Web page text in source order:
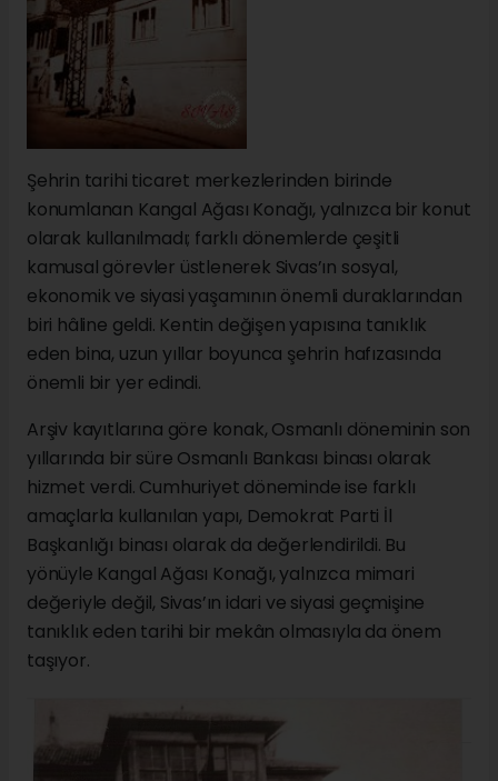
Şehrin tarihi ticaret merkezlerinden birinde
konumlanan Kangal Ağası Konağı, yalnızca bir konut
olarak kullanılmadı; farklı dönemlerde çeşitli
kamusal görevler üstlenerek Sivas’ın sosyal,
ekonomik ve siyasi yaşamının önemli duraklarından
biri hâline geldi. Kentin değişen yapısına tanıklık
eden bina, uzun yıllar boyunca şehrin hafızasında
önemli bir yer edindi.
Arşiv kayıtlarına göre konak, Osmanlı döneminin son
yıllarında bir süre Osmanlı Bankası binası olarak
hizmet verdi. Cumhuriyet döneminde ise farklı
amaçlarla kullanılan yapı, Demokrat Parti İl
Başkanlığı binası olarak da değerlendirildi. Bu
yönüyle Kangal Ağası Konağı, yalnızca mimari
değeriyle değil, Sivas’ın idari ve siyasi geçmişine
tanıklık eden tarihi bir mekân olmasıyla da önem
taşıyor.